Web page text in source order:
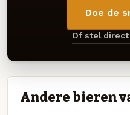
Doe de
Of stel
Andere bieren